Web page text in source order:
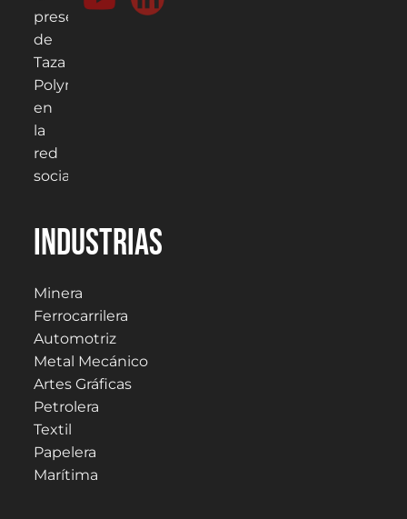
Industrias
Minera
Ferrocarrilera
Automotriz
Metal Mecánico
Artes Gráficas
Petrolera
Textil
Papelera
Marítima